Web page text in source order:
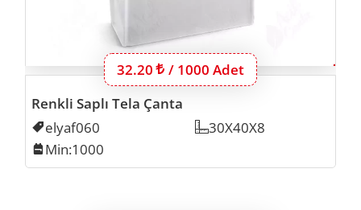
Bu ürünün 1000 adet için fiyatı:
32.20 Lira
/ 1000 Adet
Renkli Saplı Tela Çanta
Kodu
elyaf060 Ölçü
30X40X8
Min. İmalat
Min:1000